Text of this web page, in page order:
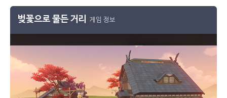
벚꽃으로 물든 거리 게임 정보